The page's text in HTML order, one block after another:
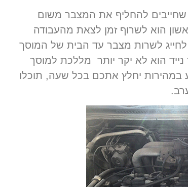
להחליף את המצבר משום
הוא לשרוף זמן לצאת מהעבודה
לחייג לשרות מצבר עד הבית של המוסך
הוא לא יקר יותר מללכת למוסך
במהירות יחלץ אתכם בכל שעה, תוכלו